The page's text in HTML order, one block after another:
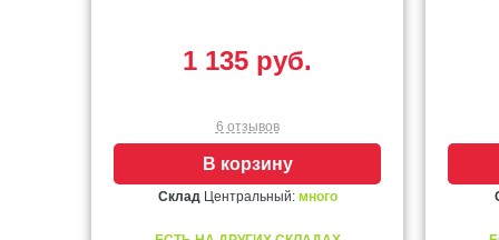
1 135 руб.
6 отзывов
В корзину
СкладЦентральный: много